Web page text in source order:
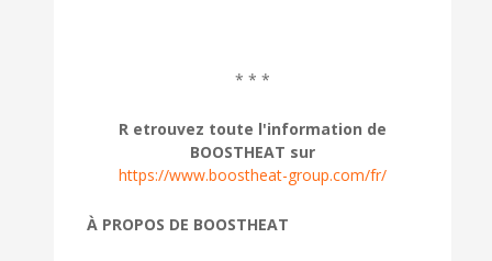
* * *
R etrouvez toute l'information de
BOOSTHEAT sur
https://www.boostheat-group.com/fr/
À PROPOS DE BOOSTHEAT